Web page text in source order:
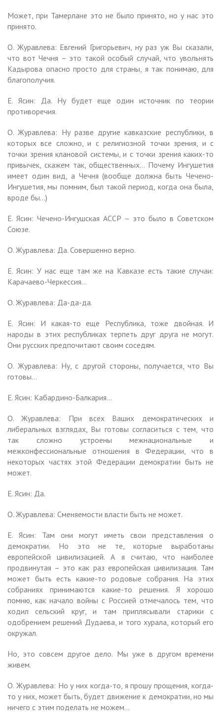
Может, при Тамерлане это не было принято, но у нас это
принято.
О. Журавлева: Евгений Григорьевич, ну раз уж Вы сказали,
что вот Чечня – это такой особый случай, что увольнять
Кадырова опасно просто для страны, я так понимаю, для
благополучия.
Е. Ясин: Да. Ну будет еще один источник по теории
противоречия.
О. Журавлева: Ну разве другие кавказские республики, в
которых все сложно, и с религиозной точки зрения, и с
точки зрения клановой системы, и с точки зрения каких-то
привычек, скажем так, общественных… Почему Ингушетия
имеет один вид, а Чечня (вообще должна быть Чечено-
Ингушетия, мы помним, был такой период, когда она была,
вроде бы…)
Е. Ясин: Чечено-Ингушская АССР – это было в Советском
Союзе.
О. Журавлева: Да. Совершенно верно.
Е. Ясин: У нас еще там же на Кавказе есть такие случаи:
Карачаево-Черкессия…
О. Журавлева: Да-да-да.
Е. Ясин: И какая-то еще Республика, тоже двойная. И
народы в этих республиках терпеть друг друга не могут.
Они русских предпочитают своим соседям.
О. Журавлева: Ну, с другой стороны, получается, что Вы
готовы…
Е. Ясин: Кабардино-Балкария…
О. Журавлева: При всех Ваших демократических и
либеральных взглядах, Вы готовы согласиться с тем, что
так сложно устроены межнациональные и
межконфессиональные отношения в Федерации, что в
некоторых частях этой Федерации демократии быть не
может.
Е. Ясин: Да.
О. Журавлева: Сменяемости власти быть не может.
Е. Ясин: Там они могут иметь свои представления о
демократии. Но это не те, которые выработаны
европейской цивилизацией. А я считаю, что наиболее
продвинутая – это как раз европейская цивилизация. Там
может быть есть какие-то родовые собрания. На этих
собраниях принимаются какие-то решения. Я хорошо
помню, как начало войны с Россией отмечалось тем, что
ходил сельский круг, и там приплясывали старики с
одобрением решений Дудаева, и того хурала, который его
окружал.
Но, это совсем другое дело. Мы уже в другом времени
живем.
О. Журавлева: Но у них когда-то, я прошу прощения, когда-
то у них, может быть, будет движение к демократии, но мы
ничего с этим поделать не можем…